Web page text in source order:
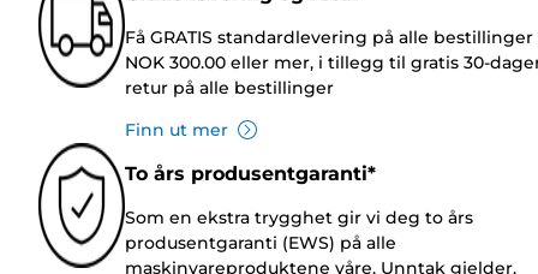
Få GRATIS standardlevering på alle bestillinger
NOK 300.00 eller mer, i tillegg til gratis 30-
retur på alle bestillinger
Finn ut mer
To års produsentgaranti*
Som en ekstra trygghet gir vi deg to års
produsentgaranti (EWS) på alle
maskinvareproduktene våre. Unntak gjelder.